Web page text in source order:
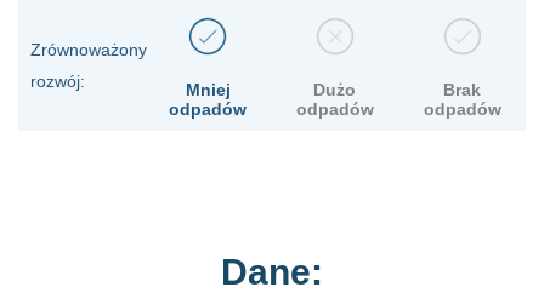
Zrównoważony
rozwój:
Mniej
odpadów
Dużo
odpadów
Brak
odpadów
Dane: